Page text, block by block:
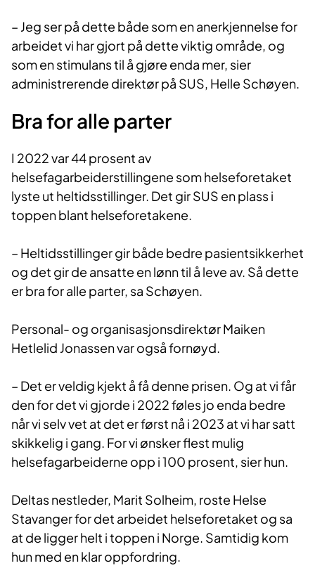
– Jeg ser på dette både som en anerkjennelse for
arbeidet vi har gjort på dette viktig område, og
som en stimulans til å gjøre enda mer, sier
administrerende direktør på SUS, Helle Schøyen.
Bra for alle parter
I 2022 var 44 prosent av
helsefagarbeiderstillingene som helseforetaket
lyste ut heltidsstillinger. Det gir SUS en plass i
toppen blant helseforetakene.
– Heltidsstillinger gir både bedre pasientsikkerhet
og det gir de ansatte en lønn til å leve av. Så dette
er bra for alle parter, sa Schøyen.
Personal- og organisasjonsdirektør Maiken
Hetlelid Jonassen var også fornøyd.
– Det er veldig kjekt å få denne prisen. Og at vi får
den for det vi gjorde i 2022 føles jo enda bedre
når vi selv vet at det er først nå i 2023 at vi har satt
skikkelig i gang. For vi ønsker flest mulig
helsefagarbeiderne opp i 100 prosent, sier hun.
Deltas nestleder, Marit Solheim, roste Helse
Stavanger for det arbeidet helseforetaket og sa
at de ligger helt i toppen i Norge. Samtidig kom
hun med en klar oppfordring.